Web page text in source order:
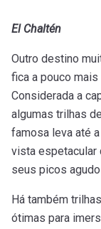
El Chaltén
Outro destino
fica a pouco mais
Considerada a
algumas trilhas
famosa leva até
vista espetacular
seus picos
Há também
ótimas para